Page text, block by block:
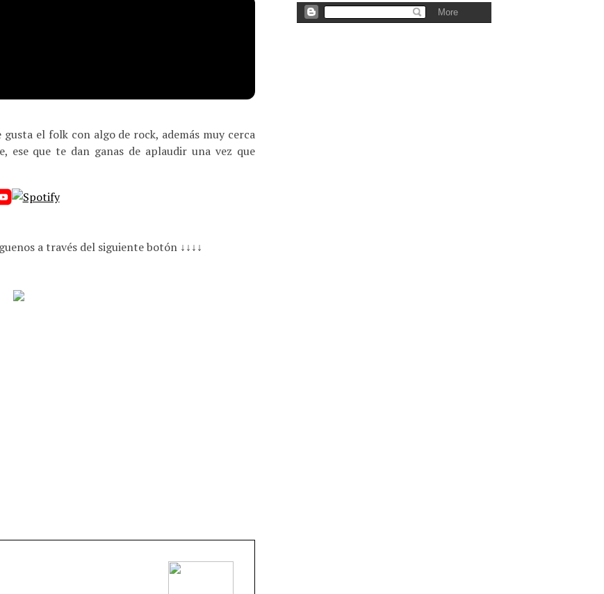
el folk con algo de rock, además muy cerca
que te dan ganas de aplaudir una vez que
a través del siguiente botón ↓↓↓↓